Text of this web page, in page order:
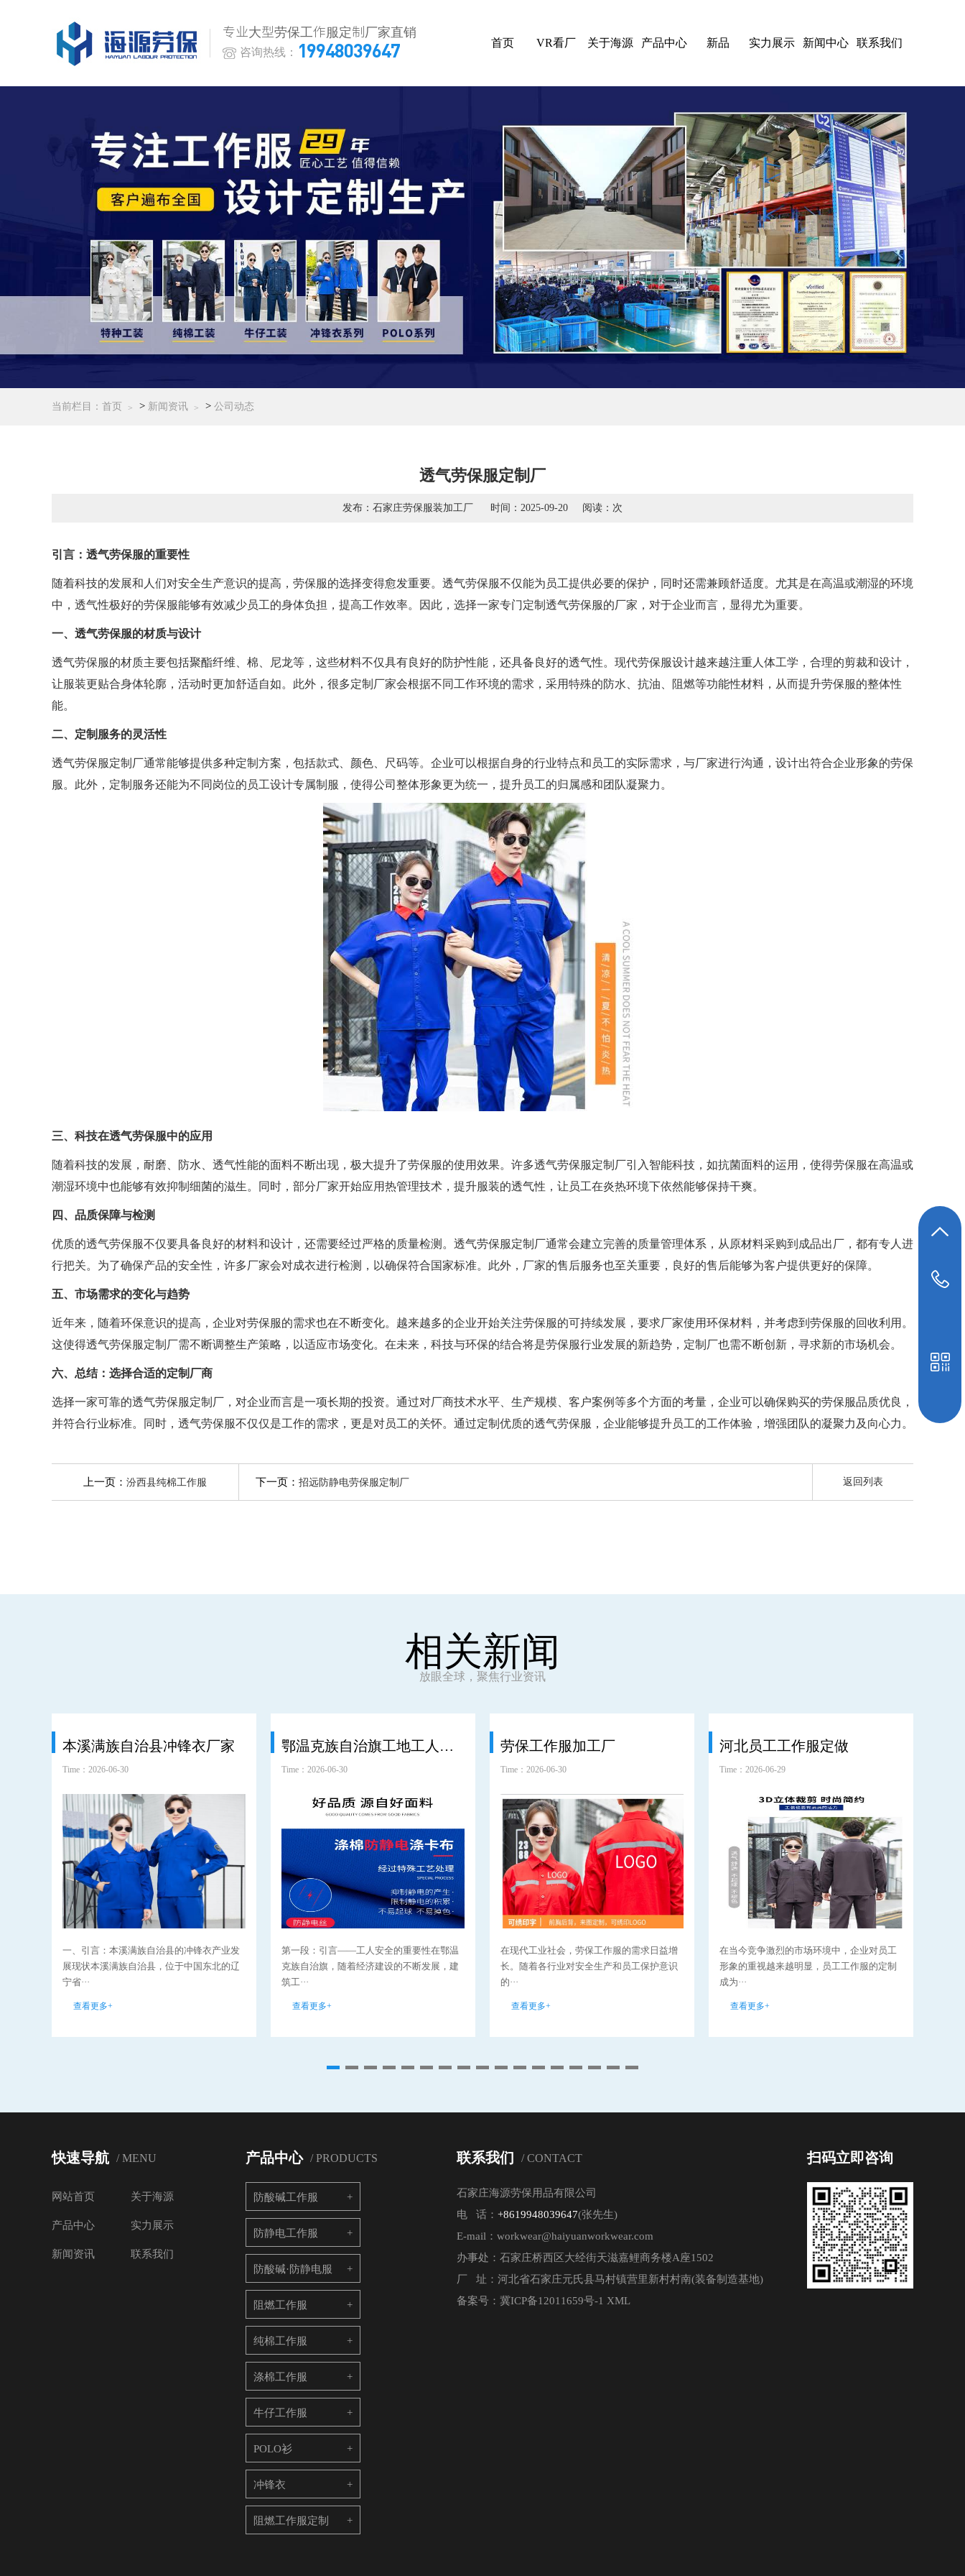
专业大型劳保工作服定制厂家直销
咨询热线： 19948039647
首页 VR看厂 关于海源 产品中心 新品 实力展示 新闻中心 联系我们
当前栏目： 首页 > 新闻资讯 > 公司动态
透气劳保服定制厂
发布：石家庄劳保服装加工厂 时间：2025-09-20 阅读： 次
引言：透气劳保服的重要性
随着科技的发展和人们对安全生产意识的提高，劳保服的选择变得愈发重要。透气劳保服不仅能为员工提供必要的保护，同时还需兼顾舒适度。尤其是在高温或潮湿的环境
中，透气性极好的劳保服能够有效减少员工的身体负担，提高工作效率。因此，选择一家专门定制透气劳保服的厂家，对于企业而言，显得尤为重要。
一、透气劳保服的材质与设计
透气劳保服的材质主要包括聚酯纤维、棉、尼龙等，这些材料不仅具有良好的防护性能，还具备良好的透气性。现代劳保服设计越来越注重人体工学，合理的剪裁和设计，
让服装更贴合身体轮廓，活动时更加舒适自如。此外，很多定制厂家会根据不同工作环境的需求，采用特殊的防水、抗油、阻燃等功能性材料，从而提升劳保服的整体性
能。
二、定制服务的灵活性
透气劳保服定制厂通常能够提供多种定制方案，包括款式、颜色、尺码等。企业可以根据自身的行业特点和员工的实际需求，与厂家进行沟通，设计出符合企业形象的劳保
服。此外，定制服务还能为不同岗位的员工设计专属制服，使得公司整体形象更为统一，提升员工的归属感和团队凝聚力。
三、科技在透气劳保服中的应用
随着科技的发展，耐磨、防水、透气性能的面料不断出现，极大提升了劳保服的使用效果。许多透气劳保服定制厂引入智能科技，如抗菌面料的运用，使得劳保服在高温或
潮湿环境中也能够有效抑制细菌的滋生。同时，部分厂家开始应用热管理技术，提升服装的透气性，让员工在炎热环境下依然能够保持干爽。
四、品质保障与检测
优质的透气劳保服不仅要具备良好的材料和设计，还需要经过严格的质量检测。透气劳保服定制厂通常会建立完善的质量管理体系，从原材料采购到成品出厂，都有专人进
行把关。为了确保产品的安全性，许多厂家会对成衣进行检测，以确保符合国家标准。此外，厂家的售后服务也至关重要，良好的售后能够为客户提供更好的保障。
五、市场需求的变化与趋势
近年来，随着环保意识的提高，企业对劳保服的需求也在不断变化。越来越多的企业开始关注劳保服的可持续发展，要求厂家使用环保材料，并考虑到劳保服的回收利用。
这使得透气劳保服定制厂需不断调整生产策略，以适应市场变化。在未来，科技与环保的结合将是劳保服行业发展的新趋势，定制厂也需不断创新，寻求新的市场机会。
六、总结：选择合适的定制厂商
选择一家可靠的透气劳保服定制厂，对企业而言是一项长期的投资。通过对厂商技术水平、生产规模、客户案例等多个方面的考量，企业可以确保购买的劳保服品质优良，
并符合行业标准。同时，透气劳保服不仅仅是工作的需求，更是对员工的关怀。通过定制优质的透气劳保服，企业能够提升员工的工作体验，增强团队的凝聚力及向心力。
上一页： 汾西县纯棉工作服 下一页： 招远防静电劳保服定制厂 返回列表
相关新闻
放眼全球，聚焦行业资讯
本溪满族自治县冲锋衣厂家
Time：2026-06-30
一、引言：本溪满族自治县的冲锋衣产业发
展现状本溪满族自治县，位于中国东北的辽
宁省···
查看更多+
鄂温克族自治旗工地工人劳保服工装
Time：2026-06-30
第一段：引言——工人安全的重要性在鄂温
克族自治旗，随着经济建设的不断发展，建
筑工···
查看更多+
劳保工作服加工厂
Time：2026-06-30
在现代工业社会，劳保工作服的需求日益增
长。随着各行业对安全生产和员工保护意识
的···
查看更多+
河北员工工作服定做
Time：2026-06-29
在当今竞争激烈的市场环境中，企业对员工
形象的重视越来越明显，员工工作服的定制
成为···
查看更多+
快速导航 / MENU
网站首页 关于海源
产品中心 实力展示
新闻资讯 联系我们
产品中心 / PRODUCTS
防酸碱工作服
防静电工作服
防酸碱·防静电服
阻燃工作服
纯棉工作服
涤棉工作服
牛仔工作服
POLO衫
冲锋衣
阻燃工作服定制
联系我们 / CONTACT
石家庄海源劳保用品有限公司
电 话： +8619948039647(张先生)
E-mail：workwear@haiyuanworkwear.com
办事处：石家庄桥西区大经街天滋嘉鲤商务楼A座1502
厂 址：河北省石家庄元氏县马村镇营里新村村南(装备制造基地)
备案号： 冀ICP备12011659号-1 XML
扫码立即咨询